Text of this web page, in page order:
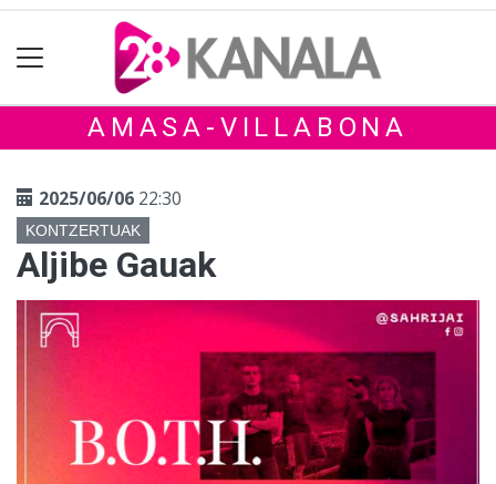
AMASA-VILLABONA
2025/06/06 22:30
KONTZERTUAK
Aljibe Gauak